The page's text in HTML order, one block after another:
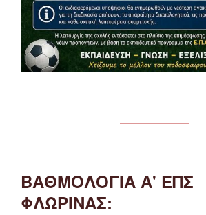
ΒΑΘΜΟΛΟΓΙΑ Α' ΕΠΣ
ΦΛΩΡΙΝΑΣ: